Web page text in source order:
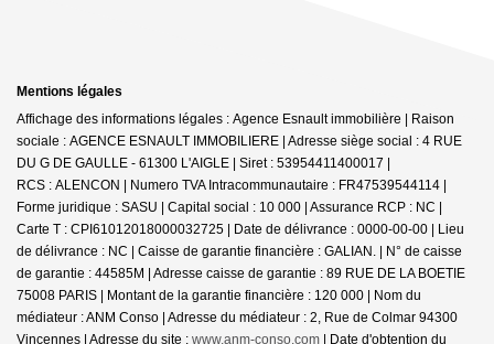
Mentions légales
Affichage des informations légales : Agence Esnault immobilière | Raison
sociale : AGENCE ESNAULT IMMOBILIERE | Adresse siège social : 4 RUE
DU G DE GAULLE - 61300 L'AIGLE | Siret : 53954411400017 |
RCS : ALENCON | Numero TVA Intracommunautaire : FR47539544114 |
Forme juridique : SASU | Capital social : 10 000 | Assurance RCP : NC |
Carte T : CPI61012018000032725 | Date de délivrance : 0000-00-00 | Lieu
de délivrance : NC | Caisse de garantie financière : GALIAN. | N° de caisse
de garantie : 44585M | Adresse caisse de garantie : 89 RUE DE LA BOETIE
75008 PARIS | Montant de la garantie financière : 120 000 | Nom du
médiateur : ANM Conso | Adresse du médiateur : 2, Rue de Colmar 94300
Vincennes | Adresse du site : www.anm-conso.com | Date d'obtention du